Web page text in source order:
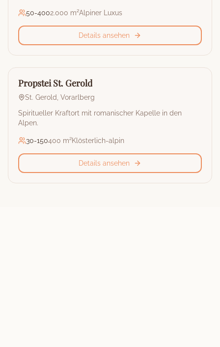
50-4002.000 m²Alpiner Luxus
Details ansehen
🏰
Hotel
Propstei St. Gerold
St. Gerold Vorarlberg
Spiritueller Kraftort mit romanischer Kapelle in den
Alpen.
30-150400 m²Klösterlich-alpin
Details ansehen